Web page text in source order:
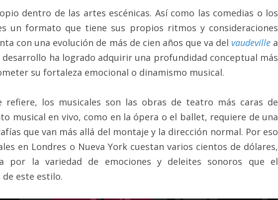
dentro de las artes escénicas. Así como las comedias o los
un formato que tiene sus propios ritmos y consideraciones
con una evolución de más de cien años que va del vaudeville a
desarrollo ha logrado adquirir una profundidad conceptual más
su fortaleza emocional o dinamismo musical.
refiere, los musicales son las obras de teatro más caras de
musical en vivo, como en la ópera o el ballet, requiere de una
que van más allá del montaje y la dirección normal. Por eso
en Londres o Nueva York cuestan varios cientos de dólares,
por la variedad de emociones y deleites sonoros que el
este estilo.